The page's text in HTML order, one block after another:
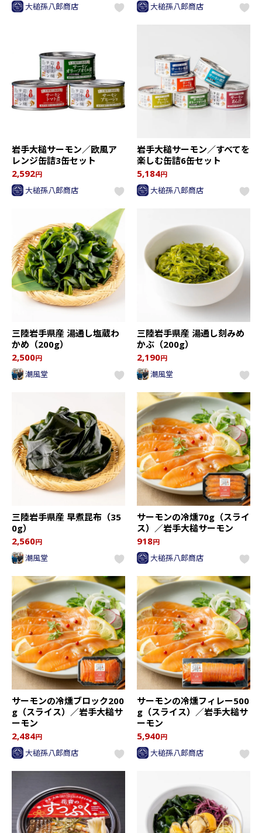
大槌孫八郎商店 大槌孫八郎商店
岩手大槌サーモン／欧風ア
レンジ缶詰3缶セット
2,592円
大槌孫八郎商店
岩手大槌サーモン／すべてを
楽しむ缶詰6缶セット
5,184円
大槌孫八郎商店
三陸岩手県産 湯通し塩蔵わ
かめ（200g）
2,500円
潮風堂
三陸岩手県産 湯通し刻みめ
かぶ（200g）
2,190円
潮風堂
三陸岩手県産 早煮昆布（35
0g）
2,560円
潮風堂
サーモンの冷燻70g（スライ
ス）／岩手大槌サーモン
918円
大槌孫八郎商店
サーモンの冷燻ブロック200
g（スライス）／岩手大槌サ
ーモン
2,484円
大槌孫八郎商店
サーモンの冷燻フィレー500
g（スライス）／岩手大槌サ
ーモン
5,940円
大槌孫八郎商店